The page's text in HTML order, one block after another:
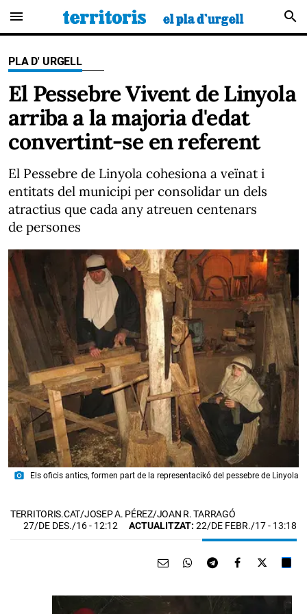
menu search
PLA D' URGELL
El Pessebre Vivent de Linyola
arriba a la majoria d'edat
convertint-se en referent
El Pessebre de Linyola cohesiona a veïnat i
entitats del municipi per consolidar un dels
atractius que cada any atreuen centenars
de persones
photo_camera Els oficis antics, formen part de la representacikó del pessebre de Linyola
TERRITORIS.CAT/JOSEP A. PÉREZ/JOAN R. TARRAGÓ
27/DE DES./16- 12:12 ACTUALITZAT: 22/DE FEBR./17 - 13:18